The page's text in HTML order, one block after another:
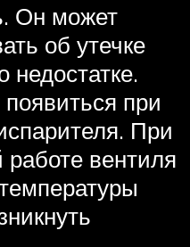
Он может
об утечке
недостатке.
при
При
работе вентиля